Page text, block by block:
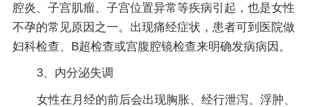
腔炎、子宫肌瘤、子宫位置异常等疾病引起，也是女性
不孕的常见原因之一。出现痛经症状，患者可到医院做
妇科检查、B超检查或宫腹腔镜检查来明确发病病因。
3、内分泌失调
女性在月经的前后会出现胸胀、经行泄泻、浮肿、